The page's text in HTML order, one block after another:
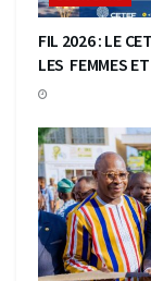
FIL 2026 : LE
LES FEMMES